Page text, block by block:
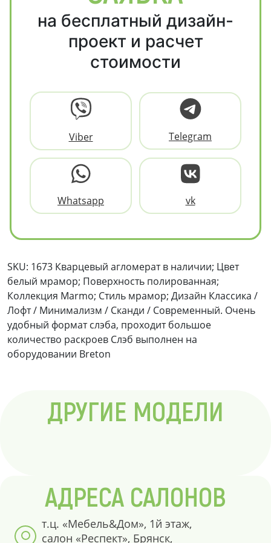
на бесплатный дизайн-
проект и расчет
стоимости
Viber Telegram
Whatsapp vk
SKU: 1673 Кварцевый агломерат в наличии; Цвет
белый мрамор; Поверхность полированная;
Коллекция Marmo; Стиль мрамор; Дизайн Классика /
Лофт / Минимализм / Сканди / Современный. Очень
удобный формат слэба, проходит большое
количество раскроев Слэб выполнен на
оборудовании Breton
ДРУГИЕ МОДЕЛИ
АДРЕСА САЛОНОВ
т.ц. «Мебель&Дом», 1й этаж,
салон «Респект», Брянск,